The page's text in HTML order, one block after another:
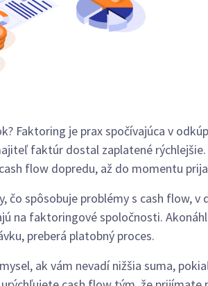
Faktoring je prax spočívajúca v
faktúr dostal zaplatené rýchlejšie.
flow dopredu, až do momentu
čo spôsobuje problémy s cash flow, v
na faktoringové spoločnosti.
preberá platobný proces.
ak vám nevadí nižšia suma,